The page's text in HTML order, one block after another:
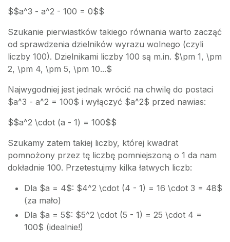
$$a^3 - a^2 - 100 = 0$$
Szukanie pierwiastków takiego równania warto zacząć
od sprawdzenia dzielników wyrazu wolnego (czyli
liczby 100). Dzielnikami liczby 100 są m.in. $\pm 1, \pm
2, \pm 4, \pm 5, \pm 10...$
Najwygodniej jest jednak wrócić na chwilę do postaci
$a^3 - a^2 = 100$ i wyłączyć $a^2$ przed nawias:
$$a^2 \cdot (a - 1) = 100$$
Szukamy zatem takiej liczby, której kwadrat
pomnożony przez tę liczbę pomniejszoną o 1 da nam
dokładnie 100. Przetestujmy kilka łatwych liczb:
Dla $a = 4$: $4^2 \cdot (4 - 1) = 16 \cdot 3 = 48$
(za mało)
Dla $a = 5$: $5^2 \cdot (5 - 1) = 25 \cdot 4 =
100$ (idealnie!)